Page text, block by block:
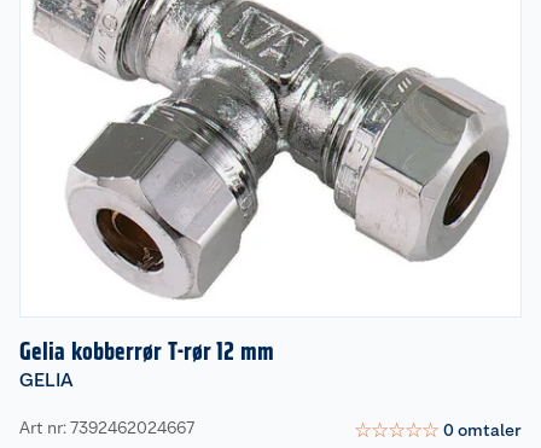
Gelia kobberrør T-rør 12 mm
GELIA
Art nr: 7392462024667 ☆☆☆☆☆ 0omtaler